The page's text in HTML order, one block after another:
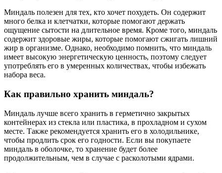
Миндаль полезен для тех, кто хочет похудеть. Он содержит
много белка и клетчатки, которые помогают держать
ощущение сытости на длительное время. Кроме того, миндаль
содержит здоровые жиры, которые помогают сжигать лишний
жир в организме. Однако, необходимо помнить, что миндаль
имеет высокую энергетическую ценность, поэтому следует
употреблять его в умеренных количествах, чтобы избежать
набора веса.
Как правильно хранить миндаль?
Миндаль лучше всего хранить в герметично закрытых
контейнерах из стекла или пластика, в прохладном и сухом
месте. Также рекомендуется хранить его в холодильнике,
чтобы продлить срок его годности. Если вы покупаете
миндаль в оболочке, то хранение будет более
продолжительным, чем в случае с расколотыми ядрами.